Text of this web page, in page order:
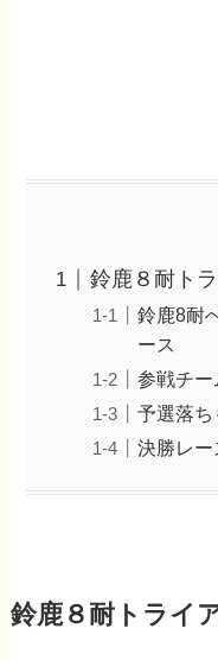
鈴鹿８耐ト
鈴鹿8耐
ース
参戦チー
予選落ち
決勝レー
鈴鹿８耐トライ